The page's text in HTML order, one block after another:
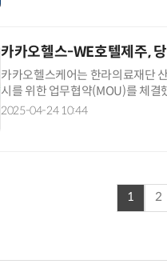
카카오헬스-WE호텔제주,
카카오헬스케어는 한라의료재단
시를 위한 업무협약(MOU)를 체결
관리를 동시에 할 수 있는 개인 맞
2025-04-24 10:44
1 2